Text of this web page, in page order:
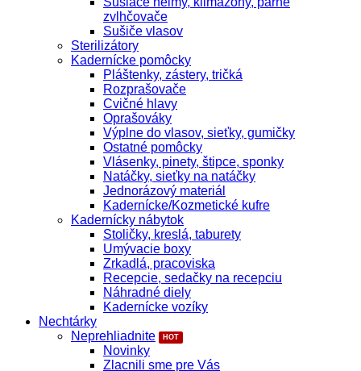
zvlhčovače
Sušiče vlasov
Sterilizátory
Kadernícke pomôcky
Pláštenky, zástery, tričká
Rozprašovače
Cvičné hlavy
Oprašováky
Výplne do vlasov, sieťky, gumičky
Ostatné pomôcky
Vlásenky, pinety, štipce, sponky
Natáčky, sieťky na natáčky
Jednorázový materiál
Kadernícke/Kozmetické kufre
Kadernícky nábytok
Stoličky, kreslá, taburety
Umývacie boxy
Zrkadlá, pracoviska
Recepcie, sedačky na recepciu
Náhradné diely
Kadernícke vozíky
Nechtárky
Neprehliadnite
Novinky
Zlacnili sme pre Vás